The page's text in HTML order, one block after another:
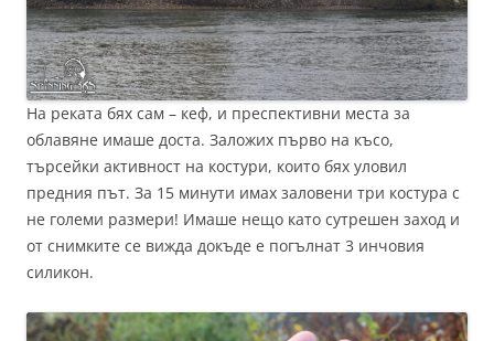
На реката бях сам – кеф, и преспективни места за
облавяне имаше доста. Заложих първо на късо,
търсейки активност на костури, които бях уловил
предния път. За 15 минути имах заловени три костура с
не големи размери! Имаше нещо като сутрешен заход и
от снимките се вижда докъде е погълнат 3 инчовия
силикон.